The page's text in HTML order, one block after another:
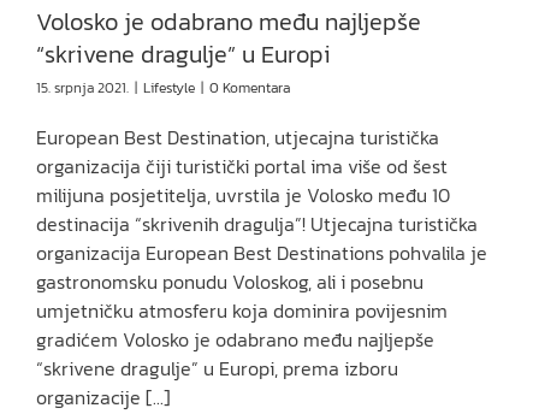
Volosko je odabrano među najljepše
“skrivene dragulje” u Europi
15. srpnja 2021. | Lifestyle | 0 Komentara
European Best Destination, utjecajna turistička
organizacija čiji turistički portal ima više od šest
milijuna posjetitelja, uvrstila je Volosko među 10
destinacija “skrivenih dragulja”! Utjecajna turistička
organizacija European Best Destinations pohvalila je
gastronomsku ponudu Voloskog, ali i posebnu
umjetničku atmosferu koja dominira povijesnim
gradićem Volosko je odabrano među najljepše
“skrivene dragulje” u Europi, prema izboru
organizacije [...]